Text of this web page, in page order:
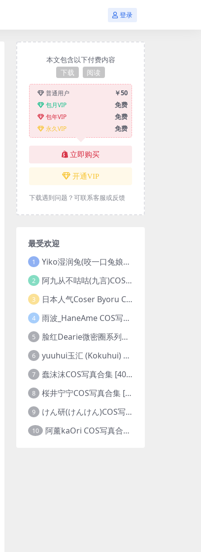
登录
本文包含以下付费内容
下载
阅读
普通用户 ￥50
包月VIP 免费
包年VIP 免费
永久VIP 免费
立即购买
开通VIP
下载遇到问题？可联系客服或反馈
最受欢迎
1 Yiko湿润兔(咬一口兔娘ovo)COS写真合集 [281套][持续更新]
2 阿九从不咕咕(九言)COS写真合集 [98套][持续更新]
3 日本人气Coser Byoru COS写真合集 [342套][持续更新]
4 雨波_HaneAme COS写真合集 [550套][持续更新]
5 脸红Dearie微密圈系列图片&视频合集
6 yuuhui玉汇 (Kokuhui) COS写真合集 [153套][持续更新]
7 蠢沫沫COS写真合集 [405套][持续更新]
8 桜井宁宁COS写真合集 [179套][持续更新]
9 けん研(けんけん)COS写真合集 [94套][持续更新]
10 阿薰kaOri COS写真合集 [65套][持续更新]